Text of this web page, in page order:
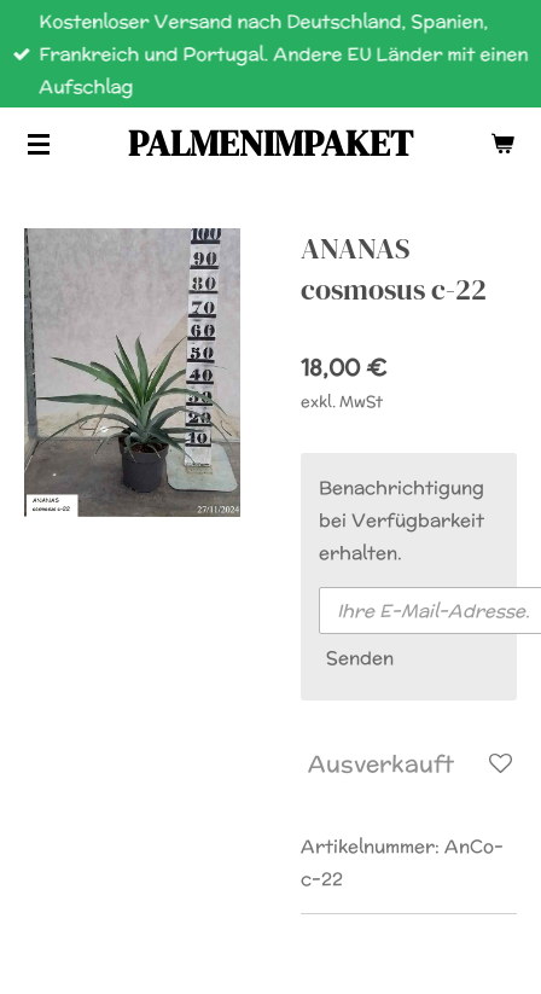
Zum
Hauptinhalt
springen
PALMENIMPAKET
Kostenloser Versand nach Deutschland, Spanien,
Frankreich und Portugal. Andere EU Länder mit einen
Aufschlag
ANANAS
cosmosus c-22
18,00 €
exkl. MwSt
Benachrichtigung
bei Verfügbarkeit
erhalten.
Senden
Ausverkauft
Artikelnummer: AnCo-
c-22